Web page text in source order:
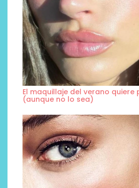
El maquillaje del verano quiere
(aunque no lo sea)